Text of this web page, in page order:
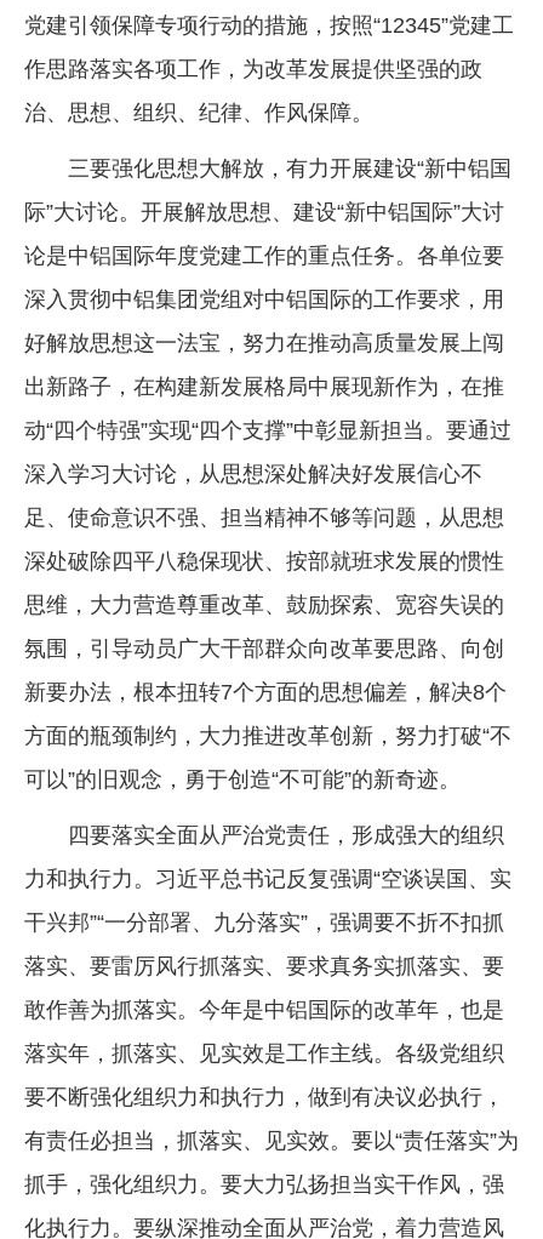
党建引领保障专项行动的措施，按照“12345”党建工
作思路落实各项工作，为改革发展提供坚强的政
治、思想、组织、纪律、作风保障。
三要强化思想大解放，有力开展建设“新中铝国
际”大讨论。开展解放思想、建设“新中铝国际”大讨
论是中铝国际年度党建工作的重点任务。各单位要
深入贯彻中铝集团党组对中铝国际的工作要求，用
好解放思想这一法宝，努力在推动高质量发展上闯
出新路子，在构建新发展格局中展现新作为，在推
动“四个特强”实现“四个支撑”中彰显新担当。要通过
深入学习大讨论，从思想深处解决好发展信心不
足、使命意识不强、担当精神不够等问题，从思想
深处破除四平八稳保现状、按部就班求发展的惯性
思维，大力营造尊重改革、鼓励探索、宽容失误的
氛围，引导动员广大干部群众向改革要思路、向创
新要办法，根本扭转7个方面的思想偏差，解决8个
方面的瓶颈制约，大力推进改革创新，努力打破“不
可以”的旧观念，勇于创造“不可能”的新奇迹。
四要落实全面从严治党责任，形成强大的组织
力和执行力。习近平总书记反复强调“空谈误国、实
干兴邦”“一分部署、九分落实”，强调要不折不扣抓
落实、要雷厉风行抓落实、要求真务实抓落实、要
敢作善为抓落实。今年是中铝国际的改革年，也是
落实年，抓落实、见实效是工作主线。各级党组织
要不断强化组织力和执行力，做到有决议必执行，
有责任必担当，抓落实、见实效。要以“责任落实”为
抓手，强化组织力。要大力弘扬担当实干作风，强
化执行力。要纵深推动全面从严治党，着力营造风